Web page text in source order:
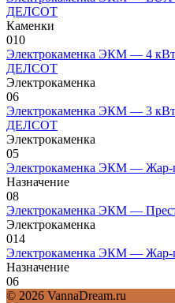
ДЕЛСОТ
Каменки
010
Электрокаменка ЭКМ — 4
ДЕЛСОТ
Электрокаменка
06
Электрокаменка ЭКМ — 3
ДЕЛСОТ
Электрокаменка
05
Электрокаменка ЭКМ —
Назначение
08
Электрокаменка ЭКМ —
Электрокаменка
014
Электрокаменка ЭКМ —
Назначение
06
© 2026 VannaDream.ru